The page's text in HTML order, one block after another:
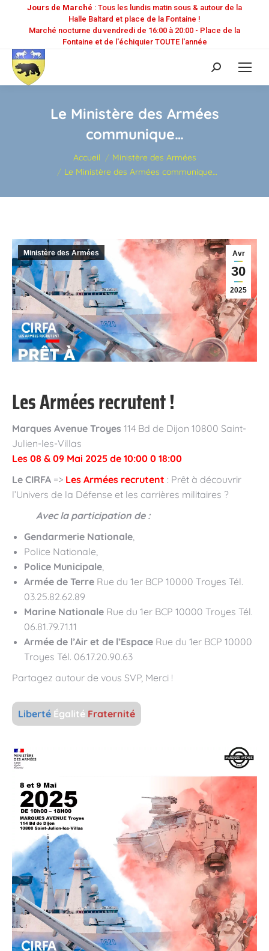
Jours de Marché : Tous les lundis matin sous & autour de la
Halle Baltard et place de la Fontaine !
Marché nocturne du vendredi de 16:00 à 20:00 - Place de la
Fontaine et de l'échiquier TOUTE l'année
Recherche
:
Le Ministère des Armées
communique…
Accueil
Ministère des Armées
Le Ministère des Armées communique…
Avr
30
2025
Ministère des Armées
Les Armées recrutent !
Marques Avenue Troyes 114 Bd de Dijon 10800 Saint-
Julien-les-Villas
Les 08 & 09 Mai 2025 de 10:00 0 18:00
Le CIRFA => Les Armées recrutent : Prêt à découvrir
l’Univers de la Défense et les carrières militaires ?
Avec la participation de :
Gendarmerie Nationale,
Police Nationale,
Police Municipale,
Armée de Terre Rue du 1er BCP 10000 Troyes Tél.
03.25.82.62.89
Marine Nationale Rue du 1er BCP 10000 Troyes Tél.
06.81.79.71.11
Armée de l’Air et de l’Espace Rue du 1er BCP 10000
Troyes Tél. 06.17.20.90.63
Partagez autour de vous SVP, Merci !
Liberté Égalité Fraternité